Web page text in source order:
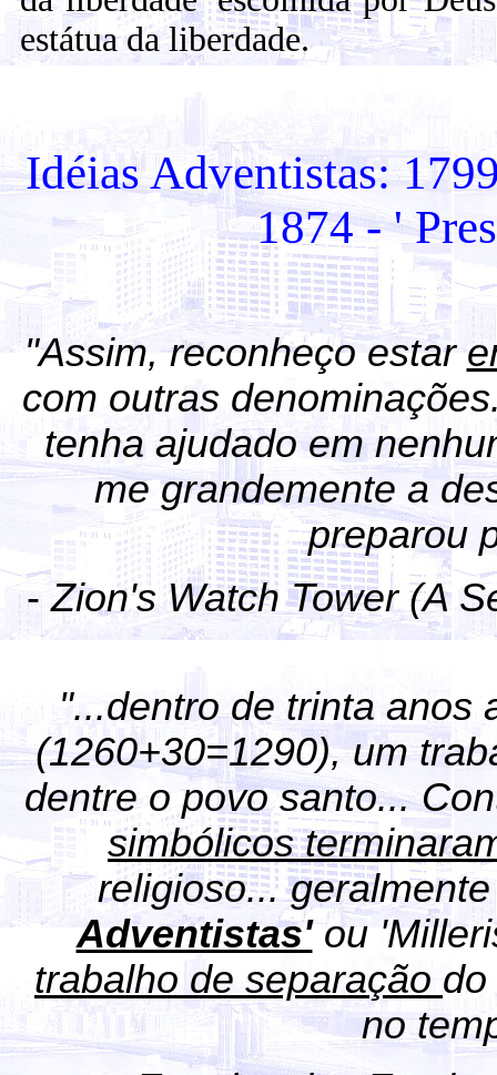
estátua da liberdade.
Idéias Adventistas:
1874 - '
"Assim, reconheço estar
com outras
tenha ajudado em
me grandemente a
preparou
-Zion's Watch Tower (A
"...dentro de trinta anos
(1260+30=1290), um
dentre o povo santo...
simbólicos
religioso...
Adventistas'ou
trabalho de separação do
no